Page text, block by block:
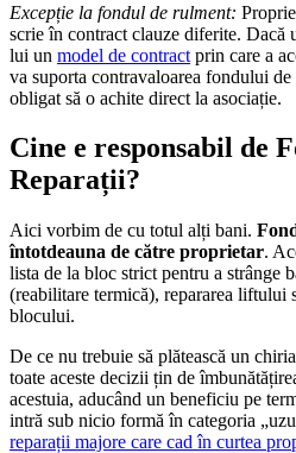
Excepție la fondul de rulment:
scrie în contract clauze diferite. Dacă
lui un model de contract prin care a
va suporta contravaloarea fondului
obligat să o achite direct la asociație.
Cine e responsabil de
Reparații?
Aici vorbim de cu totul alți bani.
întotdeauna de către proprietar.
lista de la bloc strict pentru a strânge
(reabilitare termică), repararea liftului
blocului.
De ce nu trebuie să plătească un
toate aceste decizii țin de
acestuia, aducând un beneficiu pe
intră sub nicio formă în categoria
reparații majore care cad în curtea